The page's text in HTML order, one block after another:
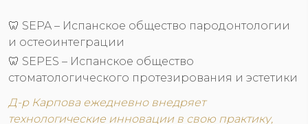
🦷 SEPA – Испанское общество пародонтологии
и остеоинтеграции
🦷 SEPES – Испанское общество
стоматологического протезирования и эстетики
Д-р Карпова ежедневно внедряет
технологические инновации в свою практику,